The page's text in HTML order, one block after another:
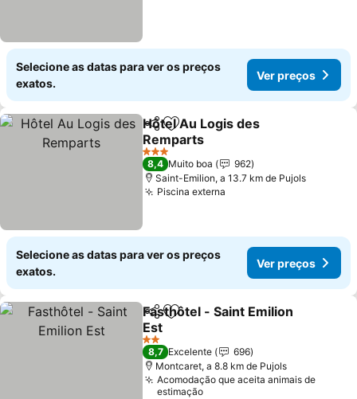
Selecione as datas para ver os preços
exatos.
Ver preços
PartilharAdicionar aos favoritos
Hôtel Au Logis des
Remparts
Ver preços
3 Estrelas
8,4 Muito boa
962
Saint-Emilion, a 13.7 km de Pujols
Piscina externa
Selecione as datas para ver os preços
exatos.
Ver preços
PartilharAdicionar aos favoritos
Fasthôtel - Saint Emilion
Est
Ver preços
2 Estrelas
8,7 Excelente
696
Montcaret, a 8.8 km de Pujols
Acomodação que aceita animais de
estimação